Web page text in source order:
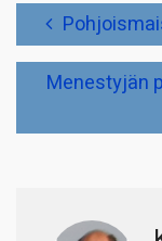
Artikkelien
Menestyjän